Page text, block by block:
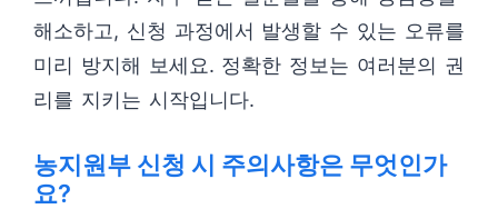
해소하고, 신청 과정에서 발생할 수 있는 오류를
미리 방지해 보세요. 정확한 정보는 여러분의 권
리를 지키는 시작입니다.
농지원부 신청 시 주의사항은 무엇인가
요?